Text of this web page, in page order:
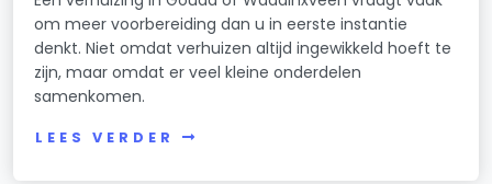
om meer voorbereiding dan u in eerste instantie
denkt. Niet omdat verhuizen altijd ingewikkeld hoeft te
zijn, maar omdat er veel kleine onderdelen
samenkomen.
LEES VERDER